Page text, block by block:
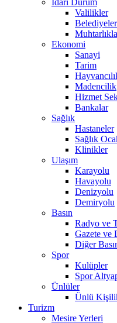
İdari Durum
Valilikler
Ekonomi
Sanayi
Tarim
Madencilik
Hizmet
Bankalar
Sağlık
Hastaneler
Sağlık
Klinikler
Ulaşım
Karayolu
Havayolu
Denizyolu
Demiryolu
Basın
Radyo ve
Gazete ve
Diğer
Spor
Kulüpler
Spor
Ünlüler
Ünlü
Turizm
Mesire Yerleri